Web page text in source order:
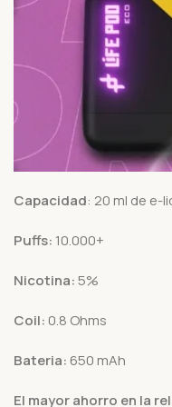
Capacidad: 20 ml de e-
Puffs: 10.000+
Nicotina:5%
Coil: 0.8 Ohms
Bateria: 650 mAh
El mayor ahorro en la